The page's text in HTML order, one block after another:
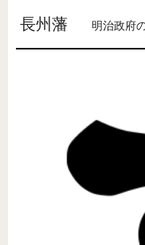
長州藩 明治政府